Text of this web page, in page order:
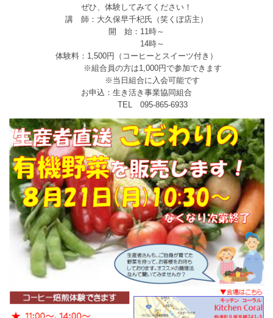
ぜひ、体験してみてください！
講 師：大久保早千杞氏（笑くぼ店主）
開 始：11時～
14時～
体験料：1,500円（コーヒーとスイーツ付き）
※組合員の方は1,000円で参加できます
※当日組合に入会可能です
お申込：生き活き事業協同組合
TEL 095-865-6933